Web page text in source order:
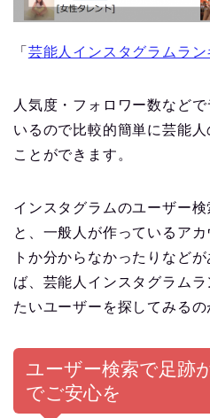
「 芸能人インスタグラムラン
人気度・フォロワー数など
いるので比較的簡単に芸能
ことができます。
インスタグラムのユーザー
と、一般人が作っているア
トか分からなかったりなど
ば、芸能人インスタグラム
たいユーザーを探してみるの
ユーザー検索で足跡
でご安心を